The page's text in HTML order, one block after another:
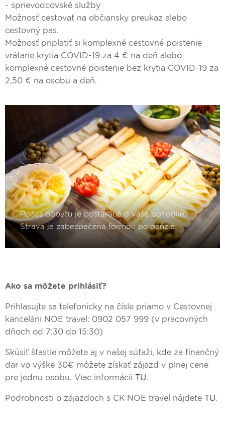
- sprievodcovské služby
Možnosť cestovať na občiansky preukaz alebo
cestovný pas.
Možnosť priplatiť si komplexné cestovné poistenie
vrátane krytia COVID-19 za 4 € na deň alebo
komplexné cestovné poistenie bez krytia COVID-19 za
2,50 € na osobu a deň.
Ako sa môžete prihlásiť?
Prihlasujte sa telefonicky na čísle priamo v Cestovnej
kancelárii NOE travel: 0902 057 999 (v pracovných
dňoch od 7:30 do 15:30)
Skúsiť šťastie môžete aj v našej súťaži, kde za finančný
dar vo výške 30€ môžete získať zájazd v plnej cene
pre jednu osobu. Viac informácii TU.
Podrobnosti o zájazdoch s CK NOE travel nájdete TU.